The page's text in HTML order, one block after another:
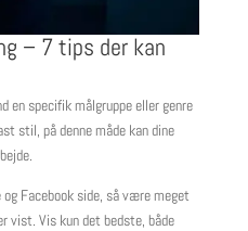
– 7 tips der kan
specifik målgruppe eller genre
stil, på denne måde kan dine
Facebook side, så være meget
vist. Vis kun det bedste, både